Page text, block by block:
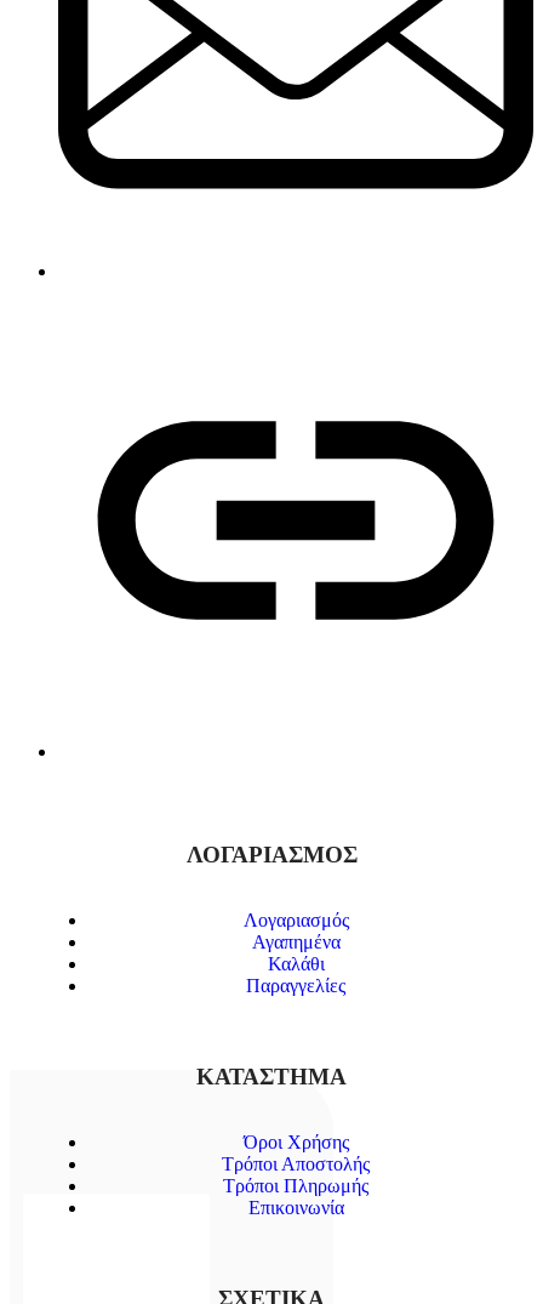
ΛΟΓΑΡΙΑΣΜΟΣ
Λογαριασμός
Αγαπημένα
Καλάθι
Παραγγελίες
ΚΑΤΑΣΤΗΜΑ
Όροι Χρήσης
Τρόποι Αποστολής
Τρόποι Πληρωμής
Επικοινωνία